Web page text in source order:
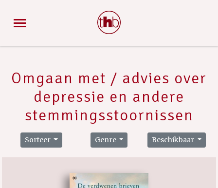
Omgaan met / advies over
depressie en andere
stemmingsstoornissen
Sorteer Genre Beschikbaar